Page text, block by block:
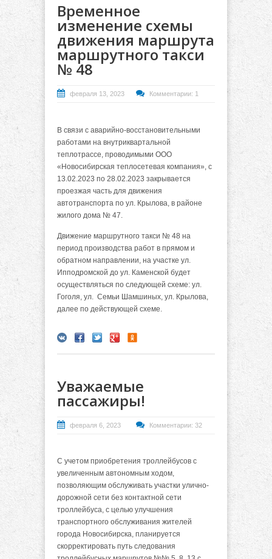
Временное
изменение схемы
движения маршрута
маршрутного такси
№ 48
февраля 13, 2023 Комментарии: 1
В связи с аварийно-восстановительными
работами на внутриквартальной
теплотрассе, проводимыми ООО
«Новосибирская теплосетевая компания», с
13.02.2023 по 28.02.2023 закрывается
проезжая часть для движения
автотранспорта по ул. Крылова, в районе
жилого дома № 47.
Движение маршрутного такси № 48 на
период производства работ в прямом и
обратном направлении, на участке ул.
Ипподромской до ул. Каменской будет
осуществляться по следующей схеме: ул.
Гоголя, ул. Семьи Шамшиных, ул. Крылова,
далее по действующей схеме.
Уважаемые
пассажиры!
февраля 6, 2023 Комментарии: 32
С учетом приобретения троллейбусов с
увеличенным автономным ходом,
позволяющим обслуживать участки улично-
дорожной сети без контактной сети
троллейбуса, с целью улучшения
транспортного обслуживания жителей
города Новосибирска, планируется
скорректировать путь следования